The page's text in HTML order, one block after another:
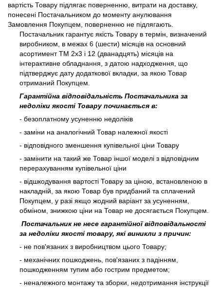
вартість Товару підлягає поверненню, витрати на доставку,
понесені Постачальником до моменту анулювання
Замовлення Покупцем, поверненню не підлягають.
Постачальник гарантує якість Товару в термін, визначений
виробником, в межах 6 (шести) місяців на основний
асортимент ТМ 2х3 і 12 (дванадцять) місяців на
інтерактивне обладнання, з датою надходження, що
підтверджує дату додаткової вкладки, за якою Товар
отриманий Покупцем.
Гарантійна відповідальність Постачальника за
недоліки якості Товару починається в:
- безоплатному усуненню недоліків
- заміни на аналогічний Товар належної якості
- відповідного зменшення купівельної ціни Товару
- замінити на такий же Товар іншої моделі з відповідним
перерахуванням купівельної ціни
- відшкодування вартості Товару за ціною, встановленою в
накладній, за якою Товар був придбаний та сплачений
Покупцем, у разі якщо жодний варіант за усуненням,
обміном, знижкою ціни на Товар не досягається Покупцем.
Постачальник не несе гарантійної відповідальності
за недоліки якості товару, які виникли з причин:
- не пов'язаних з виробництвом цього Товару;
- механічних пошкоджень, пов'язаних з падінням,
пошкодженням тупим або гострим предметом;
- неналежного монтажу та зборки, недотримання інструкції